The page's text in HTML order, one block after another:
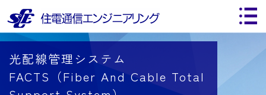
光配線管理システム
FACTS（Fiber And Cable Total